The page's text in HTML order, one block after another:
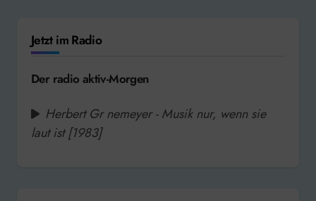
Jetzt im Radio
Der radio aktiv-Morgen
Herbert Gr nemeyer - Musik nur, wenn sie
laut ist [1983]